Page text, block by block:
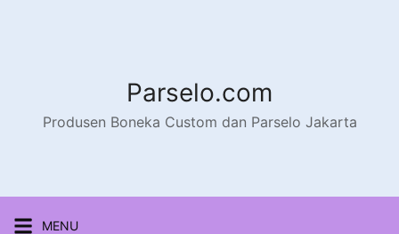
Parselo.com
Produsen Boneka Custom dan Parselo Jakarta
MENU